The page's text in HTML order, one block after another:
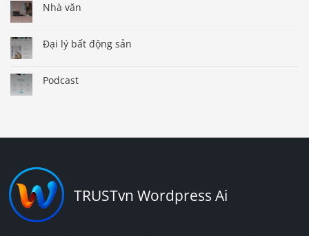
Nhà văn
Đại lý bất động sản
Podcast
TRUSTvn Wordpress Ai